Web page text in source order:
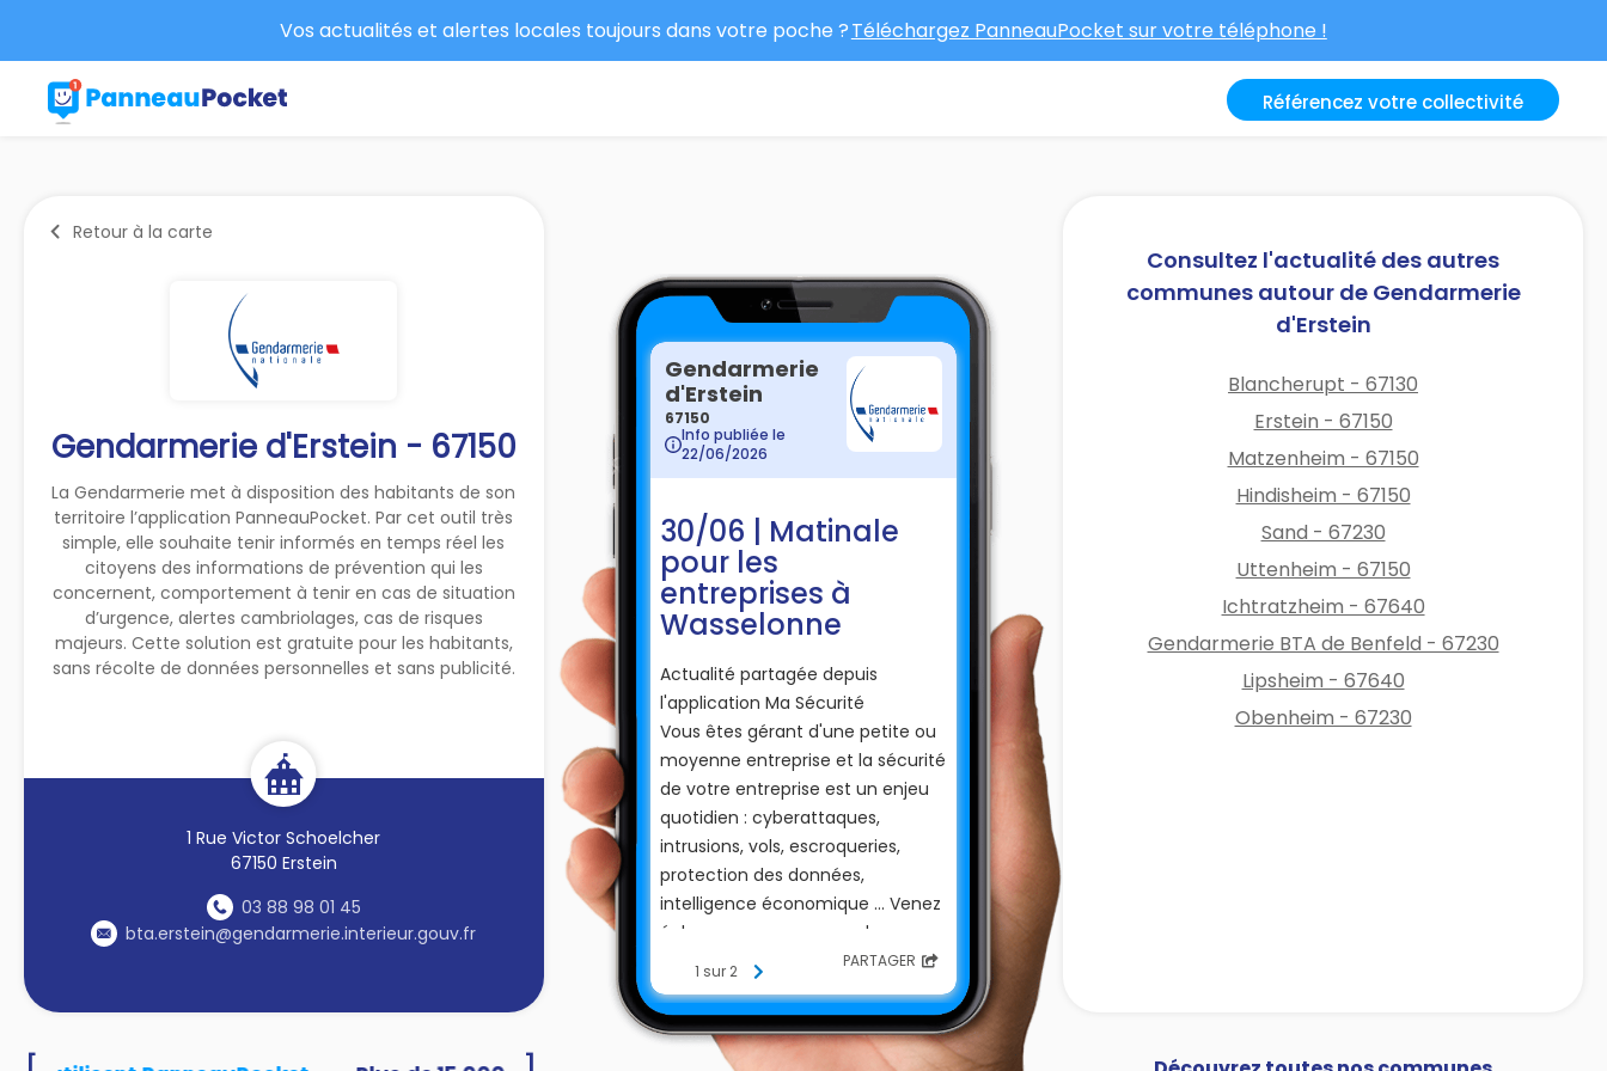
Vos actualités et alertes locales toujours dans votre poche ?Téléchargez PanneauPocket sur votre téléphone !
Référencez votre collectivité
Retour à la carte
Gendarmerie d'Erstein - 67150
La Gendarmerie met à disposition des habitants de son
territoire l’application PanneauPocket. Par cet outil très
simple, elle souhaite tenir informés en temps réel les
citoyens des informations de prévention qui les
concernent, comportement à tenir en cas de situation
d’urgence, alertes cambriolages, cas de risques
majeurs. Cette solution est gratuite pour les habitants,
sans récolte de données personnelles et sans publicité.
1 Rue Victor Schoelcher
67150 Erstein
03 88 98 01 45
bta.erstein@gendarmerie.interieur.gouv.fr
Gendarmerie
d'Erstein
67150
Info publiée le
22/06/2026
30/06 | Matinale
pour les
entreprises à
Wasselonne
Actualité partagée depuis
l'application Ma Sécurité
Vous êtes gérant d'une petite ou
moyenne entreprise et la sécurité
de votre entreprise est un enjeu
quotidien : cyberattaques,
intrusions, vols, escroqueries,
protection des données,
intelligence économique ... Venez
échanger avec vos gendarmes
référents !
📆Le mardi 30 juin 2026 à
Wasselonne, la gendarmerie vous
donne RDV pour une nouvelle
1 sur 2 PARTAGER
Consultez l'actualité des autres
communes autour de Gendarmerie
d'Erstein
Blancherupt - 67130
Erstein - 67150
Matzenheim - 67150
Hindisheim - 67150
Sand - 67230
Uttenheim - 67150
Ichtratzheim - 67640
Gendarmerie BTA de Benfeld - 67230
Lipsheim - 67640
Obenheim - 67230